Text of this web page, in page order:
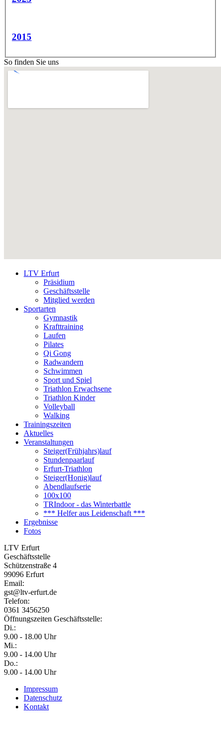
2015
So finden Sie uns
LTV Erfurt
Präsidium
Geschäftsstelle
Mitglied werden
Sportarten
Gymnastik
Krafttraining
Laufen
Pilates
Qi Gong
Radwandern
Schwimmen
Sport und Spiel
Triathlon Erwachsene
Triathlon Kinder
Volleyball
Walking
Trainingszeiten
Aktuelles
Veranstaltungen
Steiger(Frühjahrs)lauf
Stundenpaarlauf
Erfurt-Triathlon
Steiger(Honig)lauf
Abendlaufserie
100x100
TRIndoor - das Winterbattle
*** Helfer aus Leidenschaft ***
Ergebnisse
Fotos
LTV Erfurt
Geschäftsstelle
Schützenstraße 4
99096 Erfurt
Email:
gst@ltv-erfurt.de
Telefon:
0361 3456250
Öffnungszeiten Geschäftsstelle:
Di.:
9.00 - 18.00 Uhr
Mi.:
9.00 - 14.00 Uhr
Do.:
9.00 - 14.00 Uhr
Impressum
Datenschutz
Kontakt